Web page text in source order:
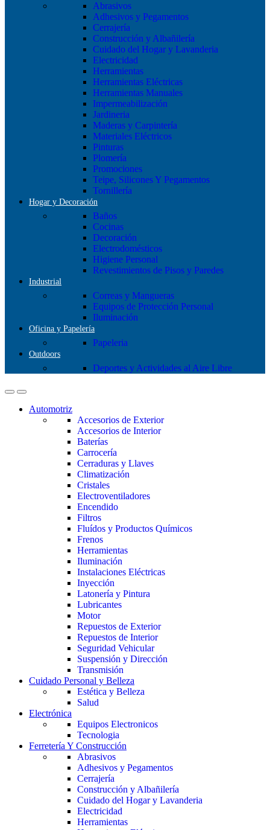
Abrasivos
Adhesivos y Pegamentos
Cerrajería
Construcción y Albañilería
Cuidado del Hogar y Lavanderia
Electricidad
Herramientas
Herramientas Eléctricas
Herramientas Manuales
Impermeabilización
Jardineria
Maderas y Carpintería
Materiales Eléctricos
Pinturas
Plomería
Promociones
Teipe, Silicones Y Pegamentos
Tornillería
Hogar y Decoración
Baños
Cocinas
Decoración
Electrodomésticos
Higiene Personal
Revestimientos de Pisos y Paredes
Industrial
Correas y Mangueras
Equipos de Protección Personal
Iluminación
Oficina y Papelería
Papeleria
Outdoors
Deportes y Actividades al Aire Libre
Automotriz
Accesorios de Exterior
Accesorios de Interior
Baterías
Carrocería
Cerraduras y Llaves
Climatización
Cristales
Electroventiladores
Encendido
Filtros
Fluídos y Productos Químicos
Frenos
Herramientas
Iluminación
Instalaciones Eléctricas
Inyección
Latonería y Pintura
Lubricantes
Motor
Repuestos de Exterior
Repuestos de Interior
Seguridad Vehicular
Suspensión y Dirección
Transmisión
Cuidado Personal y Belleza
Estética y Belleza
Salud
Electrónica
Equipos Electronicos
Tecnologia
Ferretería Y Construcción
Abrasivos
Adhesivos y Pegamentos
Cerrajería
Construcción y Albañilería
Cuidado del Hogar y Lavanderia
Electricidad
Herramientas